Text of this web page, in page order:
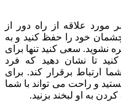
علاقه از راه دور از
خود را حفظ کنید و به
نشوید. سعی کنید تنها برای
تا نشان دهید که فرد
ارتباط برقرار کند. برای
و راحت می تواند با شما
به او لبخند بزنید.